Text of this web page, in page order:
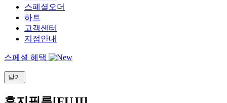
스폐셜오더
하트
고객센터
지점안내
스페셜 혜택
닫기